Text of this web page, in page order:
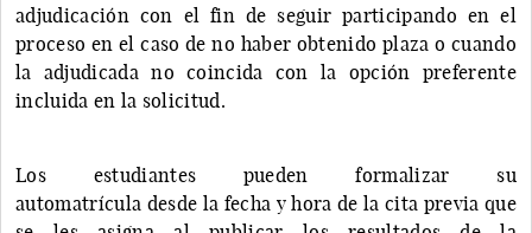
adjudicación con el fin de seguir participando en el
proceso en el caso de no haber obtenido plaza o cuando
la adjudicada no coincida con la opción preferente
incluida en la solicitud.
Los estudiantes pueden formalizar su
automatrícula desde la fecha y hora de la cita previa que